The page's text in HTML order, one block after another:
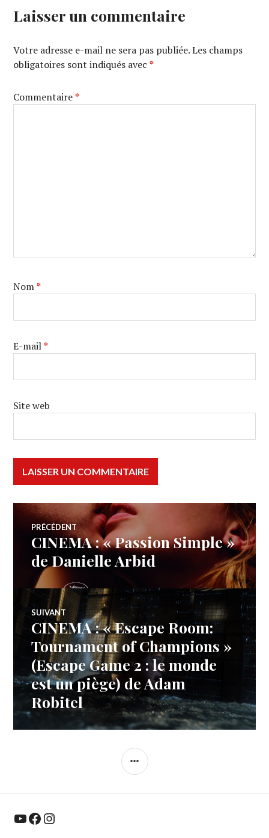
Laisser un commentaire
Votre adresse e-mail ne sera pas publiée. Les champs
obligatoires sont indiqués avec*
Commentaire*
Nom*
E-mail*
Site web
Navigation
de
l’article
PRÉCÉDENT
Article
précédent :
CINEMA : « Passion Simple »
de Danielle Arbid
SUIVANT
Article
Suivant:
CINEMA : « Escape Room:
Tournament of Champions »
(Escape Game 2 : le monde
est un piège) de Adam
Robitel
COLONNE
YouTube Facebook Instagram